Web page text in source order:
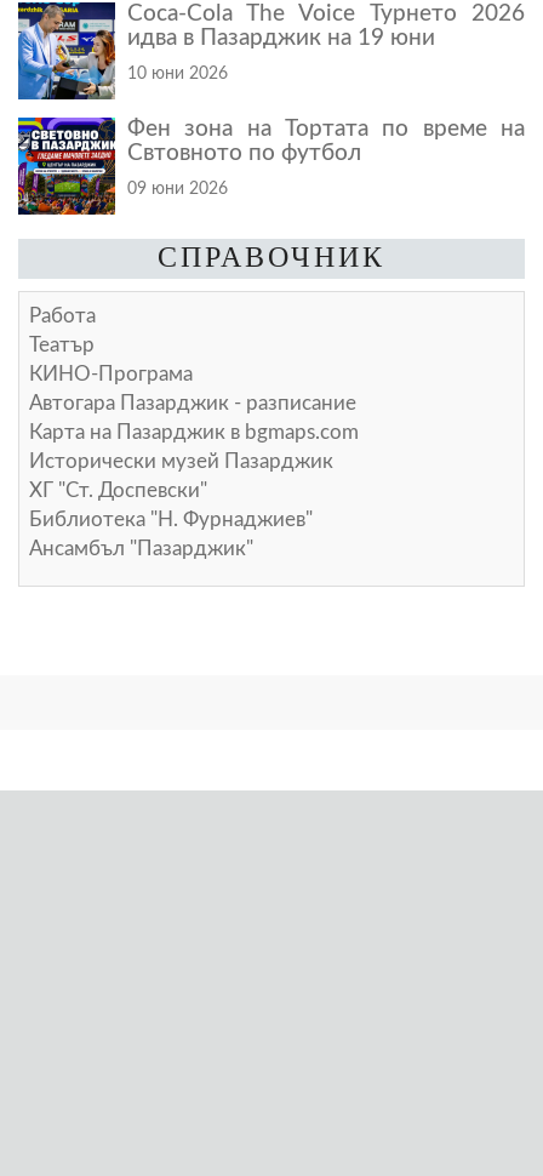
Coca-Cola The Voice Турнето 2026
идва в Пазарджик на 19 юни
10 юни 2026
Фен зона на Тортата по време на
Свтовното по футбол
09 юни 2026
СПРАВОЧНИК
Работа
Театър
КИНО-Програма
Автогара Пазарджик - разписание
Карта на Пазарджик в bgmaps.com
Исторически музей Пазарджик
ХГ "Ст. Доспевски"
Библиотека "Н. Фурнаджиев"
Ансамбъл "Пазарджик"